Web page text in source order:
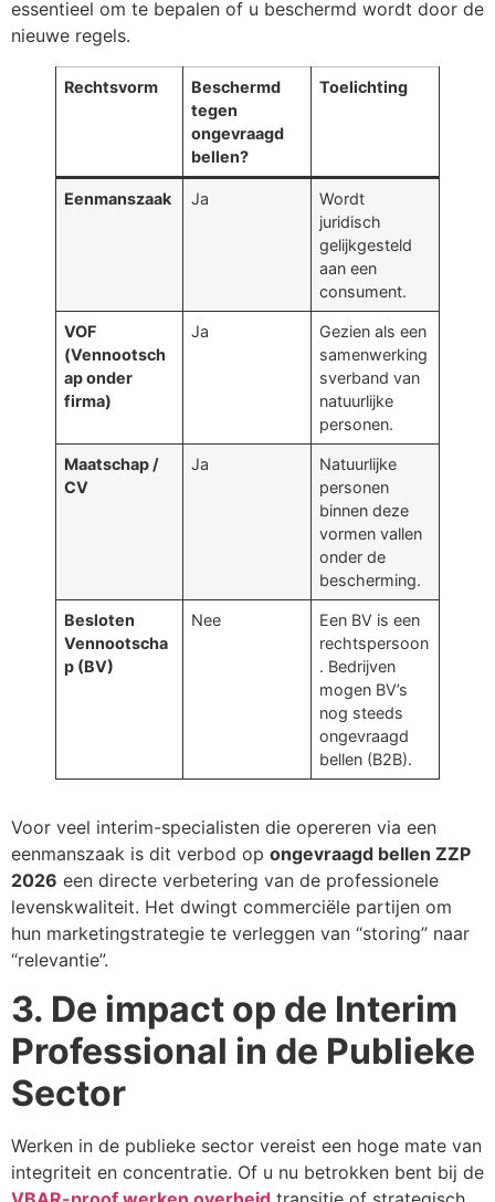
essentieel om te bepalen of u beschermd wordt door de
nieuwe regels.
Rechtsvorm
Beschermd
tegen
ongevraagd
bellen?
Toelichting
Eenmanszaak Ja
Wordt
juridisch
gelijkgesteld
aan een
consument.
VOF
(Vennootsch
ap onder
firma)
Ja
Gezien als een
samenwerking
sverband van
natuurlijke
personen.
Maatschap /
CV
Ja
Natuurlijke
personen
binnen deze
vormen vallen
onder de
bescherming.
Besloten
Vennootscha
p (BV)
Nee
Een BV is een
rechtspersoon
. Bedrijven
mogen BV’s
nog steeds
ongevraagd
bellen (B2B).
Voor veel interim-specialisten die opereren via een
eenmanszaak is dit verbod op ongevraagd bellen ZZP
2026 een directe verbetering van de professionele
levenskwaliteit. Het dwingt commerciële partijen om
hun marketingstrategie te verleggen van “storing” naar
“relevantie”.
3. De impact op de Interim
Professional in de Publieke
Sector
Werken in de publieke sector vereist een hoge mate van
integriteit en concentratie. Of u nu betrokken bent bij de